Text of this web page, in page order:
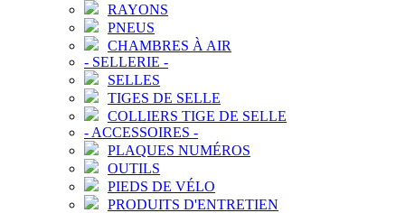
RAYONS
PNEUS
CHAMBRES À AIR
- SELLERIE -
SELLES
TIGES DE SELLE
COLLIERS TIGE DE SELLE
- ACCESSOIRES -
PLAQUES NUMÉROS
OUTILS
PIEDS DE VÉLO
PRODUITS D'ENTRETIEN